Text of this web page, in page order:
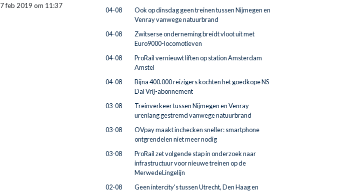
7 feb 2019 om 11:37
04-08
Ook op dinsdag geen treinen tussen Nijmegen en
Venray vanwege natuurbrand
04-08
Zwitserse onderneming breidt vloot uit met
Euro9000-locomotieven
04-08
ProRail vernieuwt liften op station Amsterdam
Amstel
04-08
Bijna 400.000 reizigers kochten het goedkope NS
Dal Vrij-abonnement
03-08
Treinverkeer tussen Nijmegen en Venray
urenlang gestremd vanwege natuurbrand
03-08
OVpay maakt inchecken sneller: smartphone
ontgrendelen niet meer nodig
03-08
ProRail zet volgende stap in onderzoek naar
infrastructuur voor nieuwe treinen op de
MerwedeLingelijn
02-08
Geen intercity's tussen Utrecht, Den Haag en